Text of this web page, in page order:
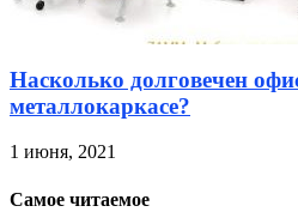
Насколько долговечен
металлокаркасе?
1 июня, 2021
Самое читаемое